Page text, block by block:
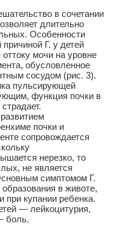
в сочетании
длительно
Особенности
Г. у детей
мочи на уровне
обусловленное
сосудом (рис. 3).
пульсирующей
функция почки в
почки и
сопровождается
нерезко, то
не является
симптомом Г.
в животе,
при купании ребенка.
— лейкоцитурия,
боль.